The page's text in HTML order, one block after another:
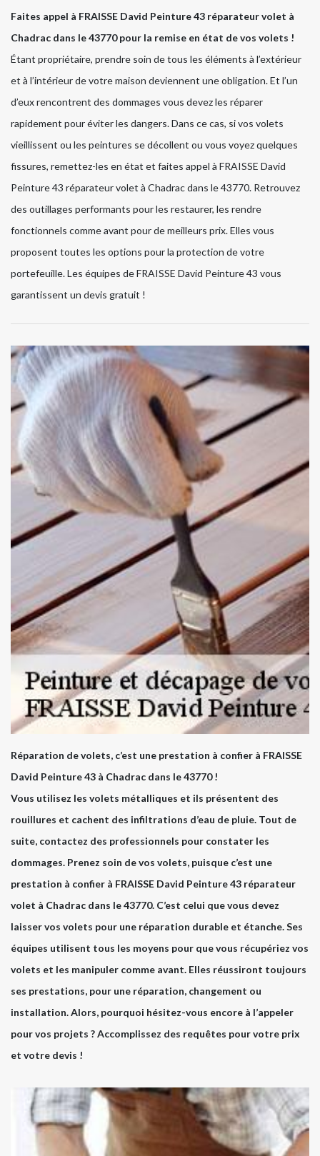
Faites appel à FRAISSE David Peinture 43 réparateur volet à
Chadrac dans le 43770 pour la remise en état de vos volets !
Étant propriétaire, prendre soin de tous les éléments à l’extérieur
et à l’intérieur de votre maison deviennent une obligation. Et l’un
d’eux rencontrent des dommages vous devez les réparer
rapidement pour éviter les dangers. Dans ce cas, si vos volets
vieillissent ou les peintures se décollent ou vous voyez quelques
fissures, remettez-les en état et faites appel à FRAISSE David
Peinture 43 réparateur volet à Chadrac dans le 43770. Retrouvez
des outillages performants pour les restaurer, les rendre
fonctionnels comme avant pour de meilleurs prix. Elles vous
proposent toutes les options pour la protection de votre
portefeuille. Les équipes de FRAISSE David Peinture 43 vous
garantissent un devis gratuit !
Réparation de volets, c’est une prestation à confier à FRAISSE
David Peinture 43 à Chadrac dans le 43770 !
Vous utilisez les volets métalliques et ils présentent des
rouillures et cachent des infiltrations d’eau de pluie. Tout de
suite, contactez des professionnels pour constater les
dommages. Prenez soin de vos volets, puisque c’est une
prestation à confier à FRAISSE David Peinture 43 réparateur
volet à Chadrac dans le 43770. C’est celui que vous devez
laisser vos volets pour une réparation durable et étanche. Ses
équipes utilisent tous les moyens pour que vous récupériez vos
volets et les manipuler comme avant. Elles réussiront toujours
ses prestations, pour une réparation, changement ou
installation. Alors, pourquoi hésitez-vous encore à l’appeler
pour vos projets ? Accomplissez des requêtes pour votre prix
et votre devis !